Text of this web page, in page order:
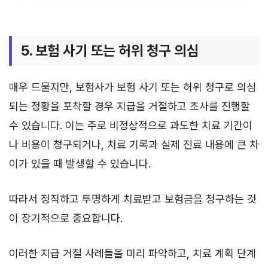
5. 보험 사기 또는 허위 청구 의심
매우 드물지만, 보험사가 보험 사기 또는 허위 청구로 의심
되는 정황을 포착할 경우 지급을 거절하고 조사를 진행할
수 있습니다. 이는 주로 비정상적으로 과도한 치료 기간이
나 비용이 청구되거나, 치료 기록과 실제 진료 내용에 큰 차
이가 있을 때 발생할 수 있습니다.
따라서 정직하고 투명하게 치료받고 보험금을 청구하는 것
이 장기적으로 중요합니다.
이러한 지급 거절 사례들을 미리 파악하고, 치료 계획 단계